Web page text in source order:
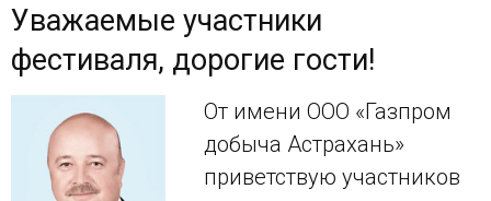
Уважаемые участники
фестиваля, дорогие гости!
От имени ООО «Газпром
добыча Астрахань»
приветствую участников